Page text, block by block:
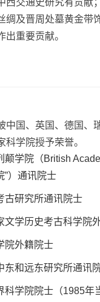
绸及晋周处墓黄金带
重要贡献。
中国、英国、德国、
科学院授予荣誉。
颠学院（British
”）通讯院士
古研究所通讯院士
文学历史考古科学院
院外籍院士
东和远东研究所通讯
科学院院士（1985年